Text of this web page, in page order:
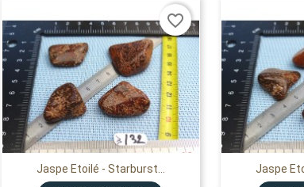
Jaspe Etoilé - Starburst...
favorite_border
Jaspe